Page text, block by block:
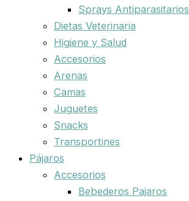
Sprays Antiparasitarios
Dietas Veterinaria
Higiene y Salud
Accesorios
Arenas
Camas
Juguetes
Snacks
Transportines
Pájaros
Accesorios
Bebederos Pajaros